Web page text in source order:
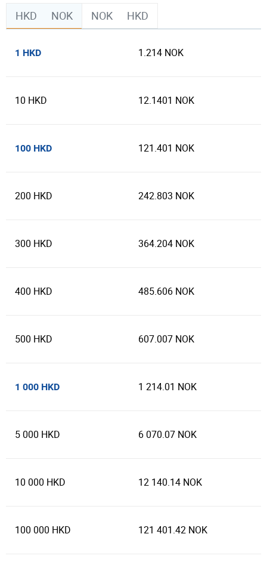
HKD NOK NOK HKD
1 HKD 1.214 NOK
10 HKD 12.1401 NOK
100 HKD 121.401 NOK
200 HKD 242.803 NOK
300 HKD 364.204 NOK
400 HKD 485.606 NOK
500 HKD 607.007 NOK
1 000 HKD 1 214.01 NOK
5 000 HKD 6 070.07 NOK
10 000 HKD 12 140.14 NOK
100 000 HKD 121 401.42 NOK